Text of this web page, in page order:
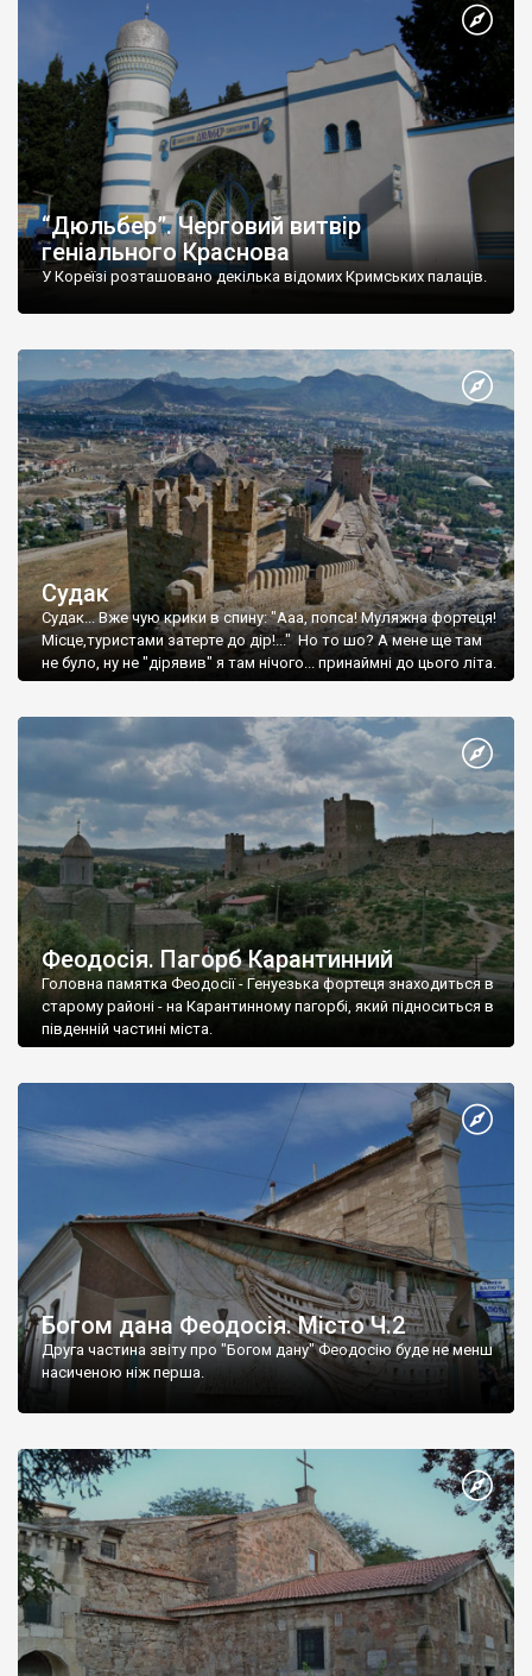
“Дюльбер”. Черговий витвір
геніального Краснова
У Кореїзі розташовано декілька відомих Кримських палаців.
Судак
Судак... Вже чую крики в спину: "Ааа, попса! Муляжна фортеця!
Місце,туристами затерте до дір!..." Но то шо? А мене ще там
не було, ну не "дірявив" я там нічого... принаймні до цього літа.
Феодосія. Пагорб Карантинний
Головна памятка Феодосії - Генуезька фортеця знаходиться в
старому районі - на Карантинному пагорбі, який підноситься в
південній частині міста.
Богом дана Феодосія. Місто Ч.2
Друга частина звіту про "Богом дану" Феодосію буде не менш
насиченою ніж перша.